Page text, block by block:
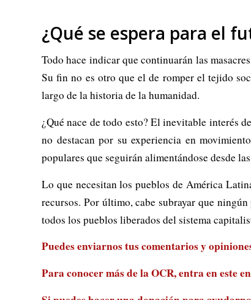
¿Qué se espera para el
Todo hace indicar que continuarán las
Su fin no es otro que el de romper el tejido
largo de la historia de la humanidad.
¿Qué nace de todo esto? El inevitable interés
no destacan por su experiencia en
populares que seguirán alimentándose desde las
Lo que necesitan los pueblos de América
recursos. Por último, cabe subrayar que
todos los pueblos liberados del sistema
Puedes enviarnos tus comentarios y
Para conocer más de la OCR, entra eneste